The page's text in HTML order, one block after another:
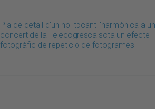
Pla de detall d'un noi tocant l'harmònica a un
concert de la Telecogresca sota un efecte
fotogràfic de repetició de fotogrames